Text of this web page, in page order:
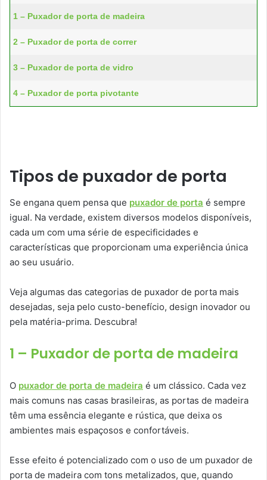
1 – Puxador de porta de madeira
2 – Puxador de porta de correr
3 – Puxador de porta de vidro
4 – Puxador de porta pivotante
Tipos de puxador de porta
Se engana quem pensa que puxador de porta é sempre
igual. Na verdade, existem diversos modelos disponíveis,
cada um com uma série de especificidades e
características que proporcionam uma experiência única
ao seu usuário.
Veja algumas das categorias de puxador de porta mais
desejadas, seja pelo custo-benefício, design inovador ou
pela matéria-prima. Descubra!
1 – Puxador de porta de madeira
O puxador de porta de madeira é um clássico. Cada vez
mais comuns nas casas brasileiras, as portas de madeira
têm uma essência elegante e rústica, que deixa os
ambientes mais espaçosos e confortáveis.
Esse efeito é potencializado com o uso de um puxador de
porta de madeira com tons metalizados, que, quando